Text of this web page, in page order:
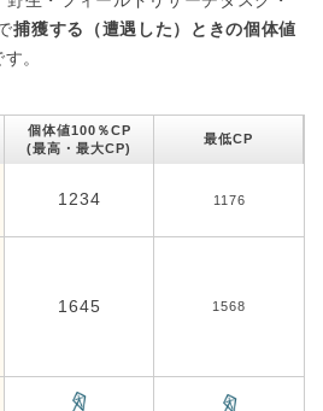
捕獲する（遭遇した）ときの個体値
。
個体値100％CP
(最高・最大CP)
最低CP
1234 1176
1645 1568